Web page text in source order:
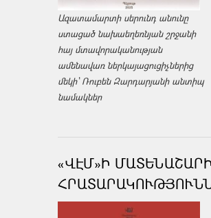
Ազատամարտի սերունդ անունը
ստացած նախաեղեռնյան շրջանի
հայ մտավորականության
ամենավառ ներկայացուցիչներից
մեկի՝ Ռուբեն Զարդարյանի անտիպ
նամակներ
«ՎԷՄ»Ի ՄԱՏԵՆԱՇԱՐԻ